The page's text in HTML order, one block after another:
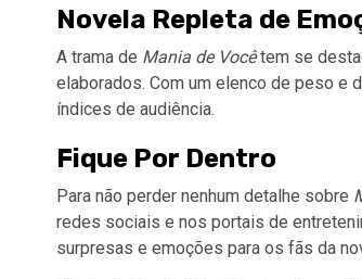
Novela Repleta de
A trama de Mania de Vocêtem se
elaborados. Com um elenco de peso e
índices de audiência.
Fique Por Dentro
Para não perder nenhum detalhe sobre
redes sociais e nos portais de
surpresas e emoções para os fãs da